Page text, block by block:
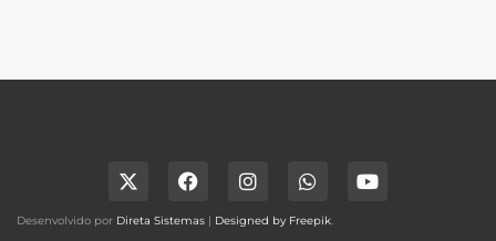
Desenvolvido por Direta Sistemas | Designed by Freepik.